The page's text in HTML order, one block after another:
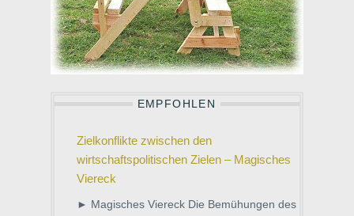
EMPFOHLEN
Zielkonflikte zwischen den
wirtschaftspolitischen Zielen – Magisches
Viereck
► Magisches Viereck Die Bemühungen des